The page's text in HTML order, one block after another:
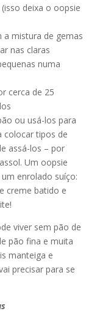
deixa o oopsie
a mistura de gemas
nas claras
numa
cerca de 25
ou usá-los para
colocar tipos de
assá-los – por
Um oopsie
enrolado suíço:
creme batido e
viver sem pão de
pão fina e muita
manteiga e
precisar para se